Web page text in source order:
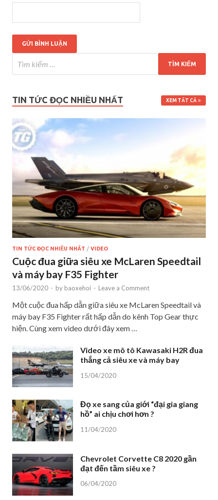
TIN TỨC ĐỌC NHIỀU NHẤT XEM TẤT CẢ
TIN TỨC ĐỌC NHIỀU NHẤT / VIDEO
Cuộc đua giữa siêu xe McLaren Speedtail
và máy bay F35 Fighter
13/06/2020 - by baoxehoi - Leave a Comment
Một cuộc đua hấp dẫn giữa siêu xe McLaren Speedtail và
máy bay F35 Fighter rất hấp dẫn do kênh Top Gear thực
hiện. Cùng xem video dưới đây xem …
Video xe mô tô Kawasaki H2R đua
thắng cả siêu xe và máy bay
15/04/2020
Đọ xe sang của giới “đại gia giang
hồ” ai chịu chơi hơn ?
11/04/2020
Chevrolet Corvette C8 2020 gần
đạt đến tầm siêu xe ?
06/04/2020